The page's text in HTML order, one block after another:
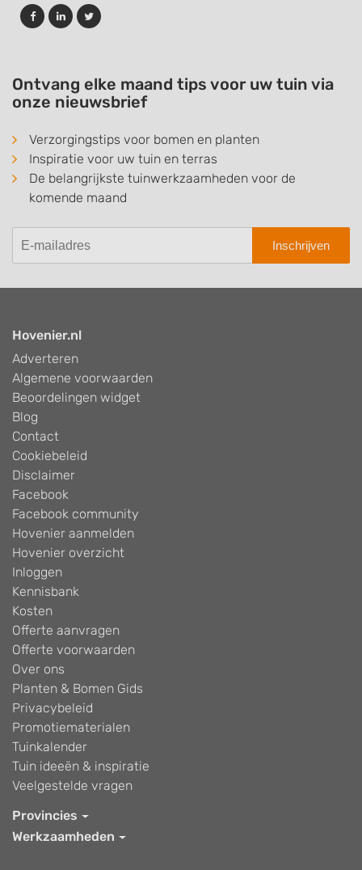
Ontvang elke maand tips voor uw tuin via
onze nieuwsbrief
Verzorgingstips voor bomen en planten
Inspiratie voor uw tuin en terras
De belangrijkste tuinwerkzaamheden voor de
komende maand
Inschrijven
Hovenier.nl
Adverteren
Algemene voorwaarden
Beoordelingen widget
Blog
Contact
Cookiebeleid
Disclaimer
Facebook
Facebook community
Hovenier aanmelden
Hovenier overzicht
Inloggen
Kennisbank
Kosten
Offerte aanvragen
Offerte voorwaarden
Over ons
Planten & Bomen Gids
Privacybeleid
Promotiematerialen
Tuinkalender
Tuin ideeën & inspiratie
Veelgestelde vragen
Provincies
Werkzaamheden